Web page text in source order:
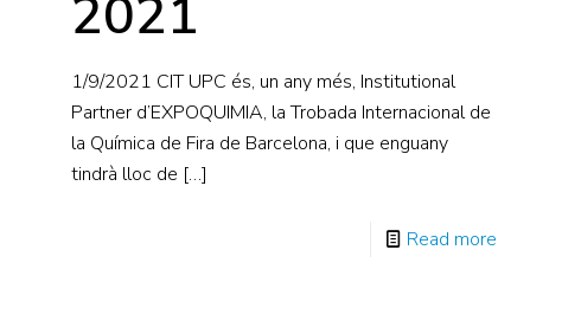
2021
1/9/2021 CIT UPC és, un any més, Institutional
Partner d’EXPOQUIMIA, la Trobada Internacional de
la Química de Fira de Barcelona, i que enguany
tindrà lloc de […]
Read more